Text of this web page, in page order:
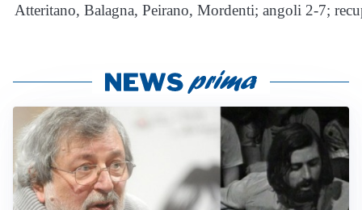
Atteritano, Balagna, Peirano, Mordenti; angoli 2-7;